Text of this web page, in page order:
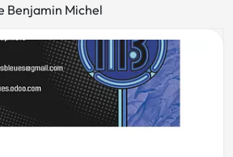
Benjamin Michel